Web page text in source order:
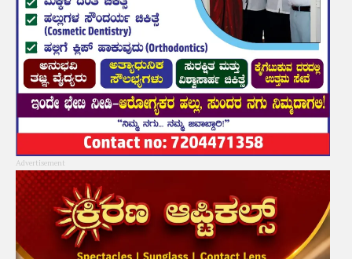
Advertisement